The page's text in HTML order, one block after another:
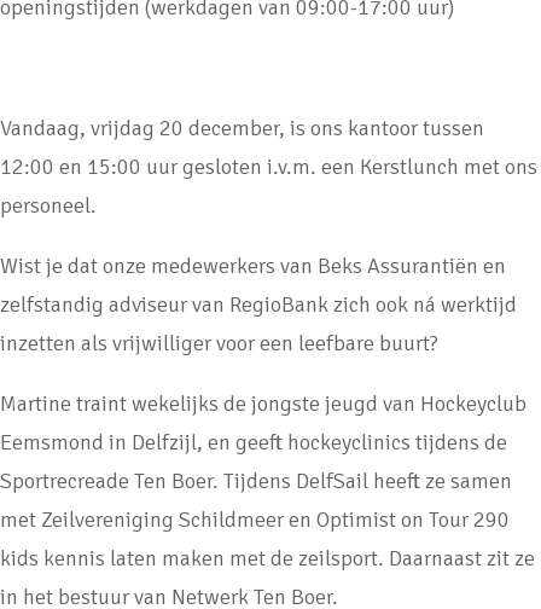
openingstijden (werkdagen van 09:00-17:00 uur)
Vandaag, vrijdag 20 december, is ons kantoor tussen
12:00 en 15:00 uur gesloten i.v.m. een Kerstlunch met ons
personeel.
Wist je dat onze medewerkers van Beks Assurantiën en
zelfstandig adviseur van RegioBank zich ook ná werktijd
inzetten als vrijwilliger voor een leefbare buurt?
Martine traint wekelijks de jongste jeugd van Hockeyclub
Eemsmond in Delfzijl, en geeft hockeyclinics tijdens de
Sportrecreade Ten Boer. Tijdens DelfSail heeft ze samen
met Zeilvereniging Schildmeer en Optimist on Tour 290
kids kennis laten maken met de zeilsport. Daarnaast zit ze
in het bestuur van Netwerk Ten Boer.